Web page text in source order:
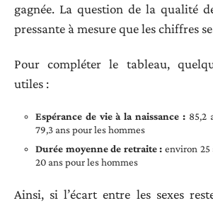
gagnée. La question de la qualité
pressante à mesure que les chiffres
Pour compléter le tableau,
utiles :
Espérance de vie à la naissance :85,2
79,3 ans pour les hommes
Durée moyenne de retraite : environ 25
20 ans pour les hommes
Ainsi, si l’écart entre les sexes